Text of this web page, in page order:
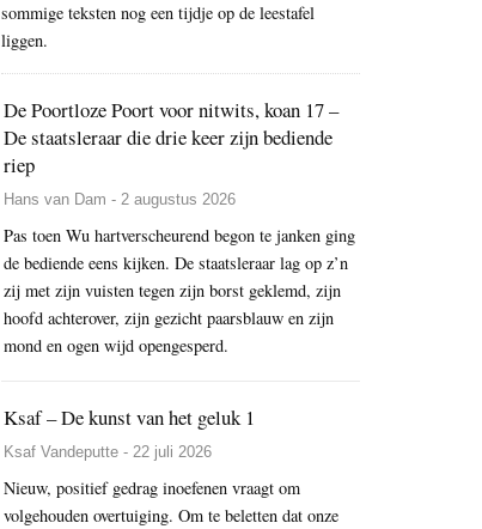
sommige teksten nog een tijdje op de leestafel
liggen.
De Poortloze Poort voor nitwits, koan 17 –
De staatsleraar die drie keer zijn bediende
riep
Hans van Dam - 2 augustus 2026
Pas toen Wu hartverscheurend begon te janken ging
de bediende eens kijken. De staatsleraar lag op z’n
zij met zijn vuisten tegen zijn borst geklemd, zijn
hoofd achterover, zijn gezicht paarsblauw en zijn
mond en ogen wijd opengesperd.
Ksaf – De kunst van het geluk 1
Ksaf Vandeputte - 22 juli 2026
Nieuw, positief gedrag inoefenen vraagt om
volgehouden overtuiging. Om te beletten dat onze